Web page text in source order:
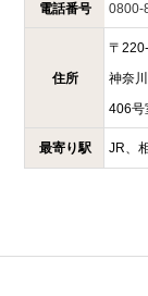
電話番号 0800-
住所
〒
神奈
406号
最寄り駅 JR、